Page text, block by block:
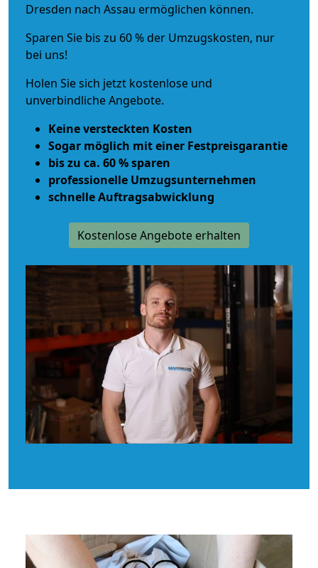
Dresden nach Assau ermöglichen können.
Sparen Sie bis zu 60 % der Umzugskosten, nur
bei uns!
Holen Sie sich jetzt kostenlose und
unverbindliche Angebote.
Keine versteckten Kosten
Sogar möglich mit einer Festpreisgarantie
bis zu ca. 60 % sparen
professionelle Umzugsunternehmen
schnelle Auftragsabwicklung
Kostenlose Angebote erhalten